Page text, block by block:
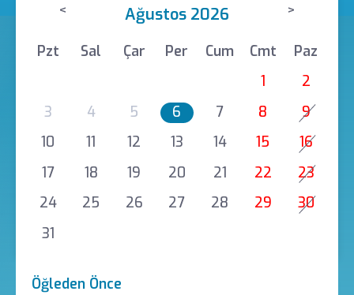
< Ağustos 2026 >
Pzt Sal Çar Per Cum Cmt
Paz
1
2
3
4 5 6 7 8
9
10
11 12 13 14 15
16
17
18 19 20 21 22
23
24
25 26 27 28 29
30
31
Öğleden Önce